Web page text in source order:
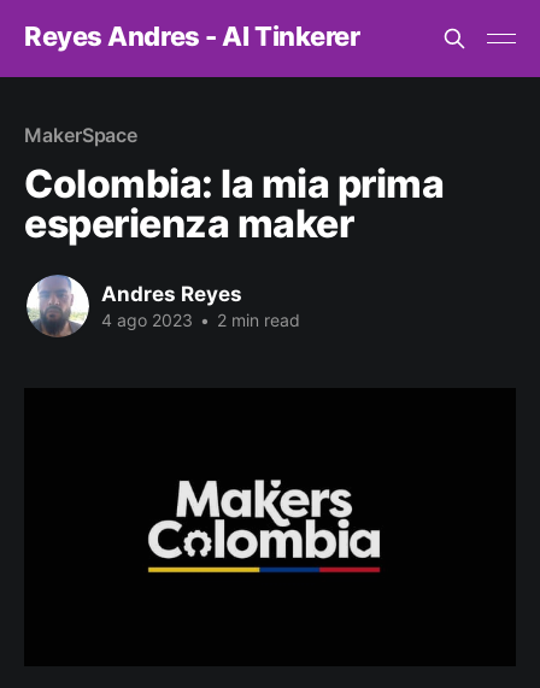
Reyes Andres - AI Tinkerer
MakerSpace
Colombia: la mia prima
esperienza maker
Andres Reyes
4 ago 2023 • 2 min read